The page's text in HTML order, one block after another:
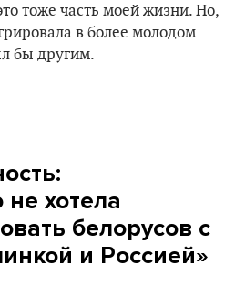
тоже часть моей жизни. Но,
в более молодом
бы другим.
хотела
белорусов с
и Россией»